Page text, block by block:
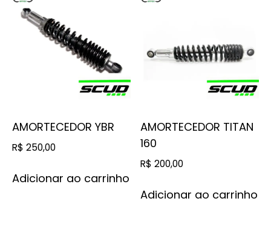
AMORTECEDOR YBR
R$ 250,00
Adicionar ao carrinho
AMORTECEDOR TITAN
160
R$ 200,00
Adicionar ao carrinho